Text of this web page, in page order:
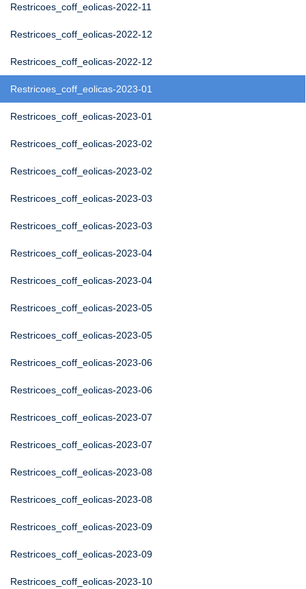
Restricoes_coff_eolicas-2022-11
Restricoes_coff_eolicas-2022-12
Restricoes_coff_eolicas-2022-12
Restricoes_coff_eolicas-2023-01
Restricoes_coff_eolicas-2023-01
Restricoes_coff_eolicas-2023-02
Restricoes_coff_eolicas-2023-02
Restricoes_coff_eolicas-2023-03
Restricoes_coff_eolicas-2023-03
Restricoes_coff_eolicas-2023-04
Restricoes_coff_eolicas-2023-04
Restricoes_coff_eolicas-2023-05
Restricoes_coff_eolicas-2023-05
Restricoes_coff_eolicas-2023-06
Restricoes_coff_eolicas-2023-06
Restricoes_coff_eolicas-2023-07
Restricoes_coff_eolicas-2023-07
Restricoes_coff_eolicas-2023-08
Restricoes_coff_eolicas-2023-08
Restricoes_coff_eolicas-2023-09
Restricoes_coff_eolicas-2023-09
Restricoes_coff_eolicas-2023-10